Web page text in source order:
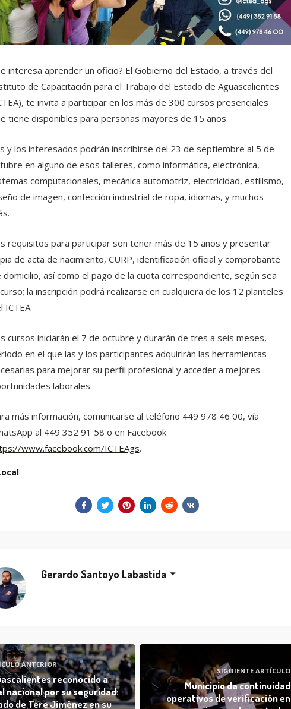
interesa aprender un oficio? El Gobierno del Estado, a través del
de Capacitación para el Trabajo del Estado de Aguascalientes
te invita a participar en los más de 300 cursos presenciales
tiene disponibles para personas mayores de 15 años.
y los interesados podrán inscribirse del 23 de septiembre al 5 de
en alguno de esos talleres, como informática, electrónica,
computacionales, mecánica automotriz, electricidad, estilismo,
de imagen, confección industrial de ropa, idiomas, y muchos
requisitos para participar son tener más de 15 años y presentar
de acta de nacimiento, CURP, identificación oficial y comprobante
domicilio, así como el pago de la cuota correspondiente, según sea
la inscripción podrá realizarse en cualquiera de los 12 planteles
ICTEA.
cursos iniciarán el 7 de octubre y durarán de tres a seis meses,
en el que las y los participantes adquirirán las herramientas
para mejorar su perfil profesional y acceder a mejores
laborales.
más información, comunicarse al teléfono 449 978 46 00, vía
al 449 352 91 58 o en Facebook
www.facebook.com/ICTEAgs.
Gerardo Santoyo Labastida
ANTERIOR
reconocido a
nacional por su seguridad:
de Tere Jiménez en su
SIGUIENTE ARTÍCULO
Municipio da continuidad
operativos de verificación en